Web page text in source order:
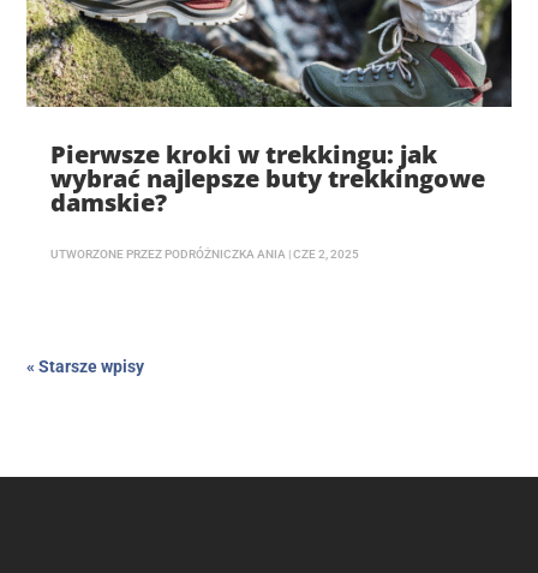
Pierwsze kroki w trekkingu: jak
wybrać najlepsze buty trekkingowe
damskie?
UTWORZONE PRZEZ PODRÓŻNICZKA ANIA |CZE 2, 2025
« Starsze wpisy